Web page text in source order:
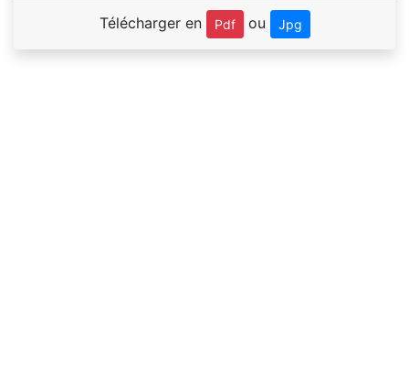
Télécharger en Pdf ou Jpg